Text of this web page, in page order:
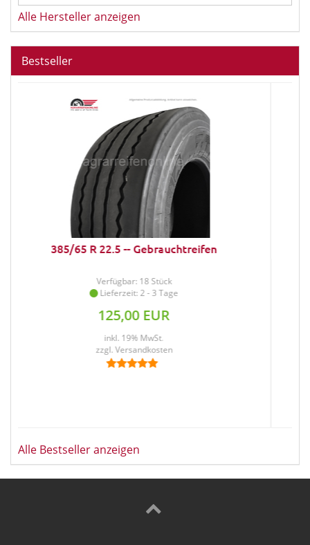
Alle Hersteller anzeigen
Bestseller
AS-Front Schlauch 6.00/6.50 x 16 TR15
Verfügbar: 32 Stück
Lieferzeit: 2 - 3 Tage
16,40 EUR
inkl. 19% MwSt.
zzgl.Versandkosten
Alle Bestseller anzeigen